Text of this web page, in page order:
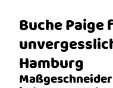
Buche Paige
Hamburg